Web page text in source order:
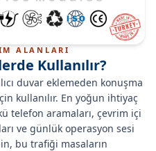
ALANLARI
Kullanılır?
duvar eklemeden konuşma
kullanılır. En yoğun ihtiyaç
telefon aramaları, çevrim içi
ve günlük operasyon sesi
bu trafiği masaların